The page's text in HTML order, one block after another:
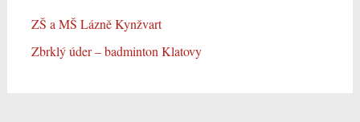
ZŠ a MŠ Lázně Kynžvart
Zbrklý úder – badminton Klatovy